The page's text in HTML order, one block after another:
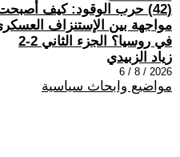
(42) حرب الوقود: كيف
مواجهة بين الإستنزاف
في روسيا؟ الجزء الثاني 2-2
زياد الزبيدي
2026 / 8 / 6
مواضيع وابحاث سياسية